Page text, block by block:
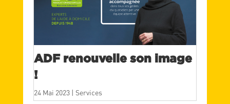
ADF renouvelle son image
!
24 Mai 2023| Services